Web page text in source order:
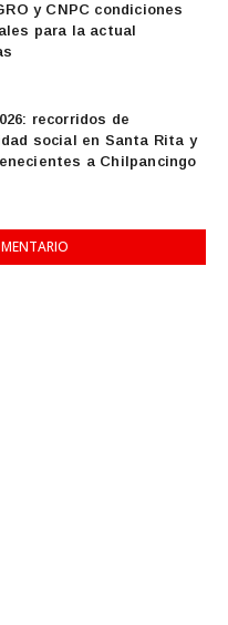
y CNPC condiciones
para la actual
recorridos de
social en Santa Rita y
a Chilpancingo